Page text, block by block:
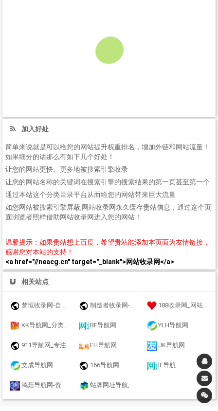
加入好处
简单来说就是可以给您的网站提升权重排名，增加外链和网站流量！
如果细分的话那么有如下几个好处！
让您的网站更快、更多地被搜索引擎收录
让您的网站名称的关键词在搜索引擎的搜索结果的第一页甚至第一个
通过本站这个分类目录平台从而给您的网站带来巨大流量
如您网站被搜索引擎屏蔽,网站收录网永久缓存贵站信息，通过这个页
面浏览者照样借助网站收录网进入您的网站！
温馨提示：如果贵站想上百度，希望贵站能添加本页面为友情链接，
感谢您对本站的支持！
<a href="//neacg.cn" target="_blank">网站收录网</a>
相关站点
梦恒收录网-自动链接-友情链接网 制造者收录网-收录优秀网址-自动秒收录 188收录网_网站收录-友情链接交换-网址收录-自动秒收录
KK导航网_分类目录_收录精选的导航网站 BF导航网 YLH导航网
911导航网_专注网址收录研究 FH导航网 JK导航网
文成导航网 166导航网 lF导航
鸿菇导航网-资源网址导航 - 汇集各大资源网 - 优质教程技术网 - 搜集资源就从这里开始 站牌网址导航,提供全面自动秒收录服务，覆盖分类信息和多元导航目录，为您快速定位所需资源。